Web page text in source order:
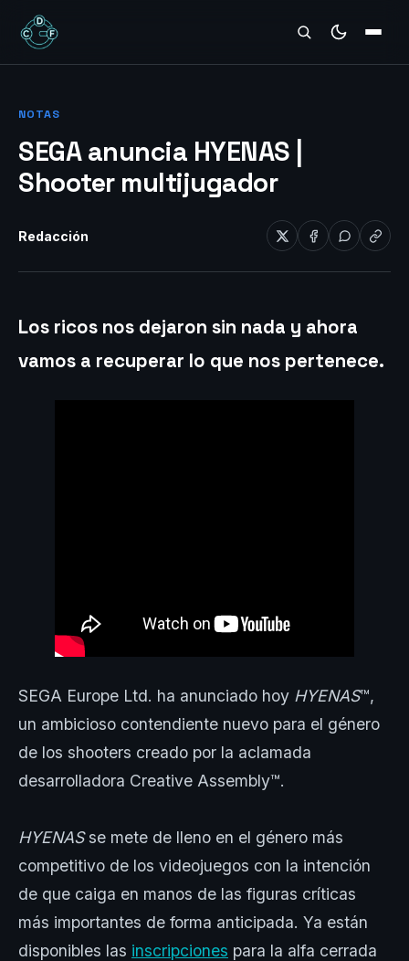
REVIEWS
NOTAS
SEGA anuncia HYENAS |
Shooter multijugador
Redacción
Los ricos nos dejaron sin nada y ahora
vamos a recuperar lo que nos pertenece.
SEGA Europe Ltd. ha anunciado hoy HYENAS™,
un ambicioso contendiente nuevo para el género
de los shooters creado por la aclamada
desarrolladora Creative Assembly™.
HYENASse mete de lleno en el género más
competitivo de los videojuegos con la intención
de que caiga en manos de las figuras críticas
más importantes de forma anticipada. Ya están
disponibles las inscripciones para la alfa cerrada